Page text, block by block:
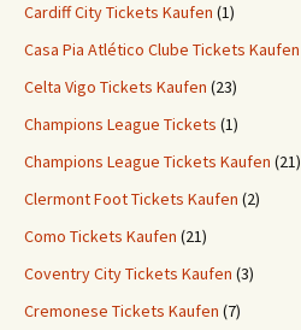
Cardiff City Tickets Kaufen (1)
Casa Pia Atlético Clube Tickets Kaufen
Celta Vigo Tickets Kaufen (23)
Champions League Tickets (1)
Champions League Tickets Kaufen (21)
Clermont Foot Tickets Kaufen (2)
Como Tickets Kaufen (21)
Coventry City Tickets Kaufen (3)
Cremonese Tickets Kaufen (7)